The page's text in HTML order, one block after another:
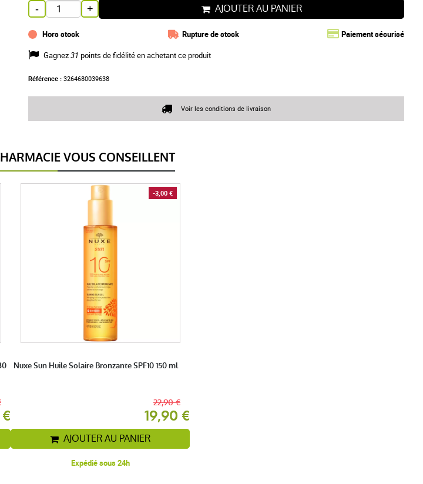
- + AJOUTER AU PANIER
Hors stock Rupture de stock Paiement sécurisé
Référence : 3264680039638
Gagnez31 points de fidélité en achetant ce produit
Voir les conditions de livraison
VOUS CONSEILLENT
-3,00 €
Nuxe Sun Huile Solaire Bronzante SPF10 150 ml
19,90 €
22,90 €
AJOUTER AU PANIER
Expédié sous 24h